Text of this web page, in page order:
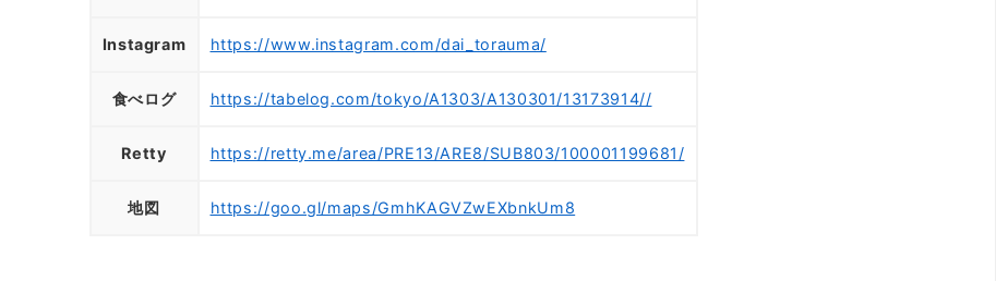
Instagram https://www.instagram.com/dai_torauma/
食べログ https://tabelog.com/tokyo/A1303/A130301/13173914//
Retty https://retty.me/area/PRE13/ARE8/SUB803/100001199681/
地図 https://goo.gl/maps/GmhKAGVZwEXbnkUm8